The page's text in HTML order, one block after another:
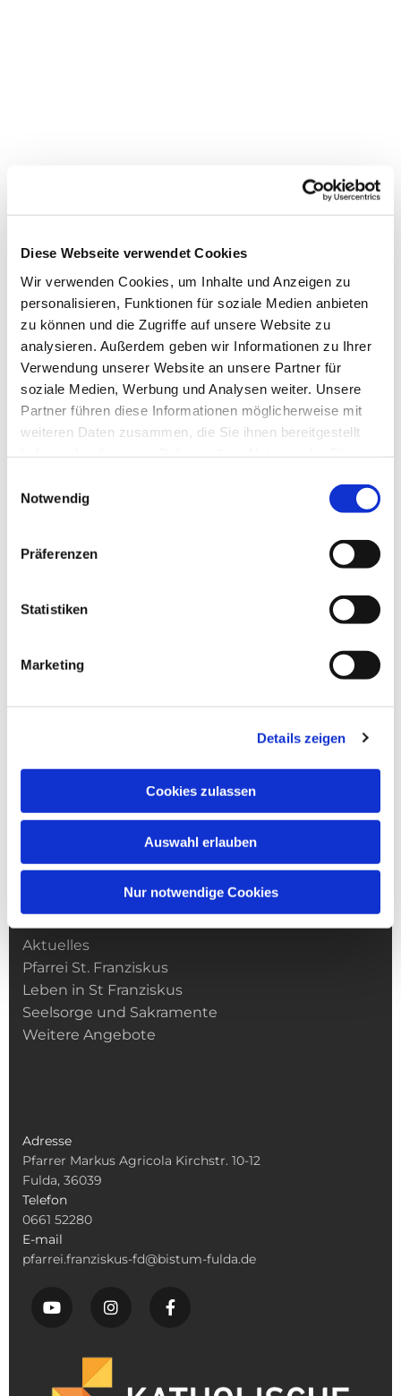
Diese Webseite verwendet Cookies
Wir verwenden Cookies, um Inhalte und Anzeigen zu
personalisieren, Funktionen für soziale Medien anbieten
zu können und die Zugriffe auf unsere Website zu
analysieren. Außerdem geben wir Informationen zu Ihrer
Verwendung unserer Website an unsere Partner für
soziale Medien, Werbung und Analysen weiter. Unsere
Partner führen diese Informationen möglicherweise mit
weiteren Daten zusammen, die Sie ihnen bereitgestellt
Notwendig
Präferenzen
Statistiken
Marketing
Details zeigen
Cookies zulassen
Auswahl erlauben
Nur notwendige Cookies
Dies könnte Sie auch
interessieren
Kirchengemeinde­­ St. Franziskus
Aktuelles
Pfarrei St. Franziskus
Leben in St Franziskus
Seelsorge und Sakramente
Weitere Angebote
Adresse
Pfarrer Markus Agricola Kirchstr. 10-12
Fulda, 36039
Telefon
0661 52280
E-mail
pfarrei.franziskus-fd@bistum-fulda.de